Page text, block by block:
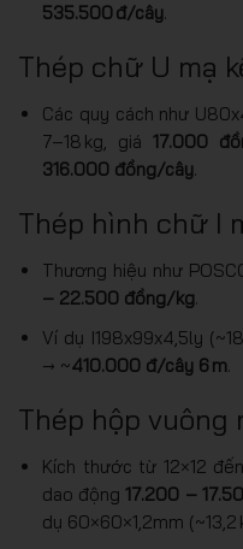
535.500 đ/cây.
Thép chữ U mạ
Các quy cách như
7–18 kg, giá 17.000
316.000 đồng/cây.
Thép hình chữ I
Thương hiệu như
– 22.500 đồng/kg.
Ví dụ I198x99x4,5ly
→ ~410.000 đ/cây 6 m.
Thép hộp vuông
Kích thước từ 12×12
dao động17.200 –
dụ 60×60×1,2mm (~13,2